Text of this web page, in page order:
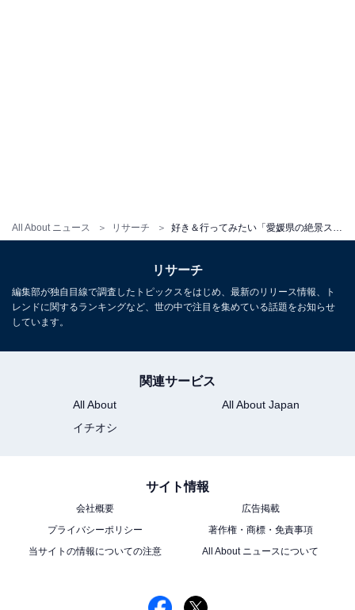
All About ニュース リサーチ
リサーチ
編集部が独自目線で調査したトピックスをはじめ、最新のリリース情報、ト
レンドに関するランキングなど、世の中で注目を集めている話題をお知らせ
しています。
関連サービス
All About
All About Japan
イチオシ
サイト情報
会社概要
広告掲載
プライバシーポリシー
著作権・商標・免責事項
当サイトの情報についての注意
All About ニュースについて